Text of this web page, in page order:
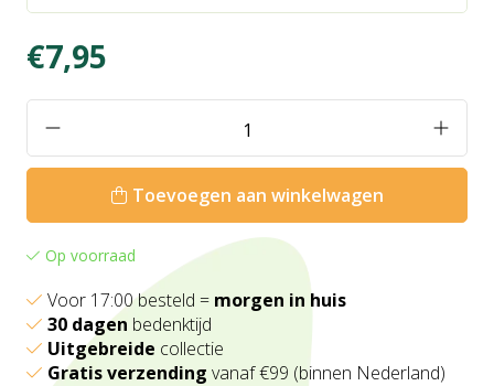
€7,95
Toevoegen aan winkelwagen
Op voorraad
Voor 17:00 besteld = morgen in huis
30 dagen bedenktijd
Uitgebreide collectie
Gratis verzending vanaf €99 (binnen Nederland)